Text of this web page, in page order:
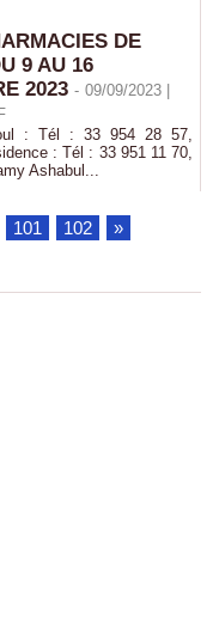
DE
9 AU 16
2023 - 09/09/2023 |
: Tél : 33 954 28 57,
: Tél : 33 951 11 70,
Ashabul...
101 102 »